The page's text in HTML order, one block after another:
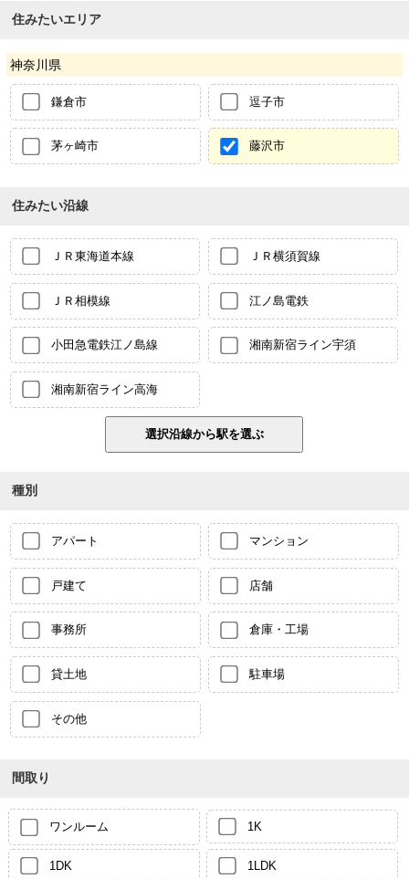
住みたいエリア
神奈川県
鎌倉市 逗子市
茅ヶ崎市 藤沢市
住みたい沿線
ＪＲ東海道本線 ＪＲ横須賀線
ＪＲ相模線 江ノ島電鉄
小田急電鉄江ノ島線 湘南新宿ライン宇須
湘南新宿ライン高海
種別
アパート マンション
戸建て 店舗
事務所 倉庫・工場
貸土地 駐車場
その他
間取り
ワンルーム 1K
1DK 1LDK